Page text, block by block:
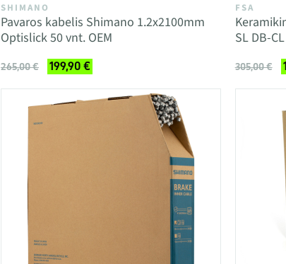
SHIMANO
Pavaros kabelis Shimano 1.2x2100mm
Optislick 50 vnt. OEM
265,00 € 199,90 €
FSA
SL DB-
305,00 €